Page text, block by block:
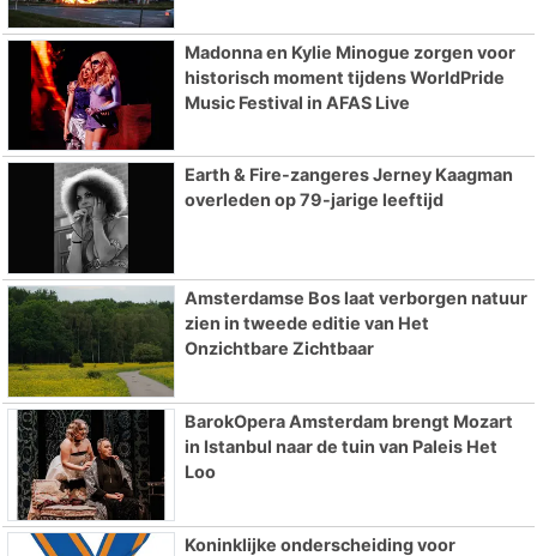
Madonna en Kylie Minogue zorgen voor
historisch moment tijdens WorldPride
Music Festival in AFAS Live
Earth & Fire-zangeres Jerney Kaagman
overleden op 79-jarige leeftijd
Amsterdamse Bos laat verborgen natuur
zien in tweede editie van Het
Onzichtbare Zichtbaar
BarokOpera Amsterdam brengt Mozart
in Istanbul naar de tuin van Paleis Het
Loo
Koninklijke onderscheiding voor